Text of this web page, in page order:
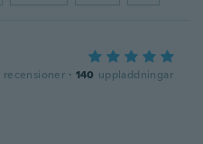
recensioner · 140 uppladdningar